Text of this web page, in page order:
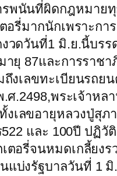
พนันที่ผิดกฎหมา
รี่มากนักเพราะก
วดวันที่1 มิ.ย.นี้บ
ยุ 87และการราช
งเลขทะเบียนรถ
พระเจ้าหล
เลขอายุหลวงปู่สุ
และ 100ปี ปฏิ
อรี่จนหมดเกลี้ยง
บ่งรัฐบาลวันที่ 1